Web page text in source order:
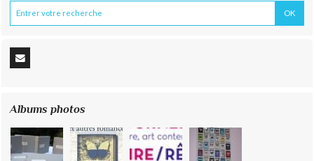
Albums photos